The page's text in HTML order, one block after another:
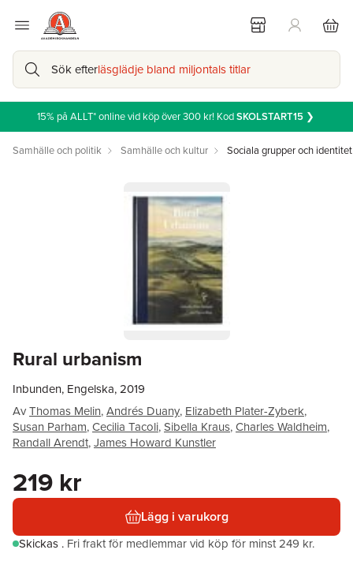
Sök efterläsglädje bland miljontals titlar
15% på ALLT* online vid köp över 300 kr! KodSKOLSTART15❯
Samhälle och politik Samhälle och kultur Sociala grupper och identitet
Rural urbanism
Inbunden, Engelska, 2019
AvThomas Melin,Andrés Duany, Elizabeth Plater-Zyberk,
Susan Parham,Cecilia Tacoli,Sibella Kraus,Charles Waldheim,
Randall Arendt,James Howard Kunstler
219 kr
Lägg i varukorg
Skickas . Fri frakt för medlemmar vid köp för minst 249 kr.